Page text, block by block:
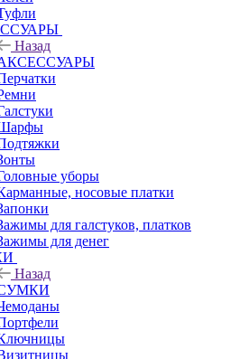
Назад
уборы
носовые платки
для галстуков, платков
для денег
Назад